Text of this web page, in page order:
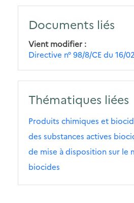
Documents liés
Vient modifier
Directive n° 98/8/CE du 16/
Thématiques liées
Produits chimiques et
des substances actives
de mise à disposition sur le
biocides